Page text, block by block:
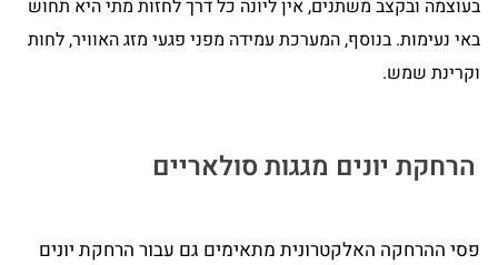
בעוצמה ובקצב משתנים, אין ליונה כל דרך לחזות מתי היא תחוש
באי נעימות. בנוסף, המערכת עמידה מפני פגעי מזג האוויר, לחות
וקרינת שמש.
הרחקת יונים מגגות סולאריים
פסי ההרחקה האלקטרונית מתאימים גם עבור הרחקת יונים